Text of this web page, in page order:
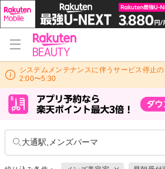
システムメンテナンスに伴うサービス停止
2:00〜5:30
大通駅,メンズパーマ